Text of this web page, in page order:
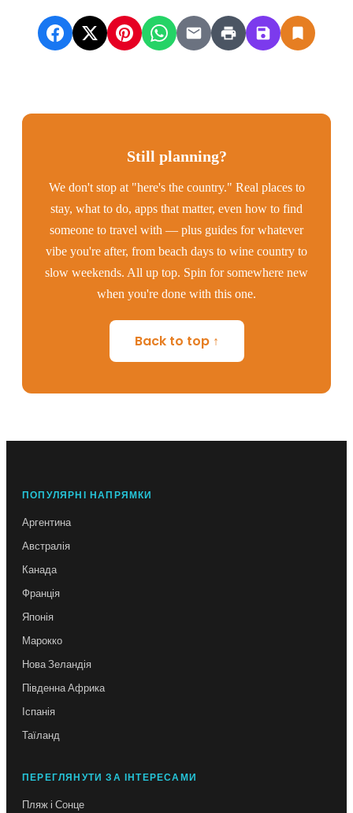
Still planning?
We don't stop at "here's the country." Real places to
stay, what to do, apps that matter, even how to find
someone to travel with — plus guides for whatever
vibe you're after, from beach days to wine country to
slow weekends. All up top. Spin for somewhere new
when you're done with this one.
Back to top ↑
ПОПУЛЯРНІ НАПРЯМКИ
Аргентина
Австралія
Канада
Франція
Японія
Марокко
Нова Зеландія
Південна Африка
Іспанія
Таїланд
ПЕРЕГЛЯНУТИ ЗА ІНТЕРЕСАМИ
Пляж і Сонце